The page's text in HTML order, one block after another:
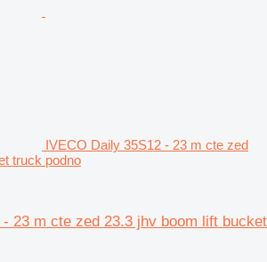
IVECO Daily 35S12 - 23 m cte zed
truck podno
23 m cte zed 23.3 jhv boom lift bucket